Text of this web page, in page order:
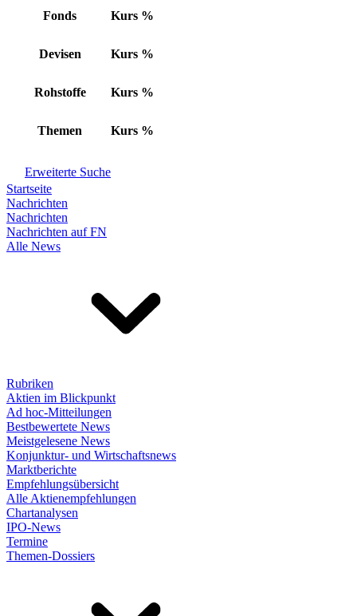
Fonds Kurs %
Devisen Kurs %
Rohstoffe Kurs %
Themen Kurs %
Erweiterte Suche
Startseite
Nachrichten
Nachrichten
Nachrichten auf FN
Alle News
Rubriken
Aktien im Blickpunkt
Ad hoc-Mitteilungen
Bestbewertete News
Meistgelesene News
Konjunktur- und Wirtschaftsnews
Marktberichte
Empfehlungsübersicht
Alle Aktienempfehlungen
Chartanalysen
IPO-News
Termine
Themen-Dossiers